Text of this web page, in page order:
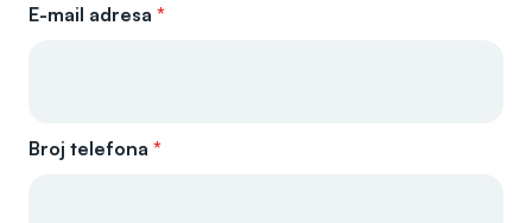
E-mail adresa *
Broj telefona *